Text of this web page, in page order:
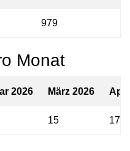
979
Monat
2026 März 2026
15 17